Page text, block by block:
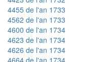
4455 de l'an 1733
4562 de l'an 1733
4600 de l'an 1734
4623 de l'an 1734
4626 de l'an 1734